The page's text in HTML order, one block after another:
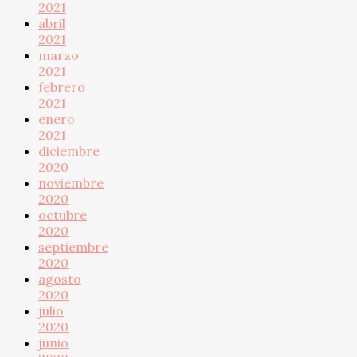
2021
abril
2021
marzo
2021
febrero
2021
enero
2021
diciembre
2020
noviembre
2020
octubre
2020
septiembre
2020
agosto
2020
julio
2020
junio